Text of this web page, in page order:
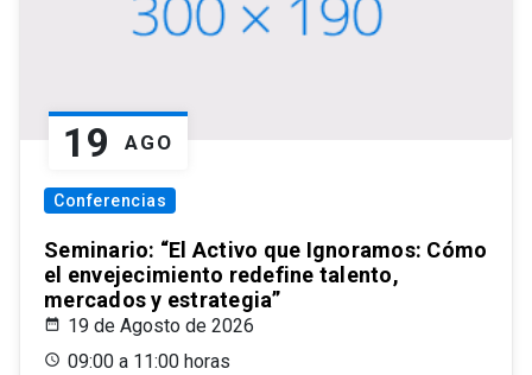
19 AGO
Conferencias
Seminario: “El Activo que Ignoramos: Cómo
el envejecimiento redefine talento,
mercados y estrategia”
19 de Agosto de 2026
09:00 a 11:00 horas